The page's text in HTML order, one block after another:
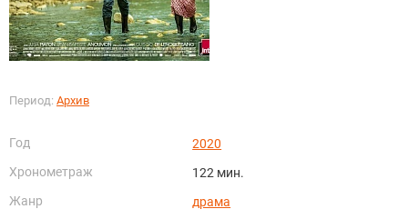
Период: Архив
Год
2020
Хронометраж
122 мин.
Жанр
драма